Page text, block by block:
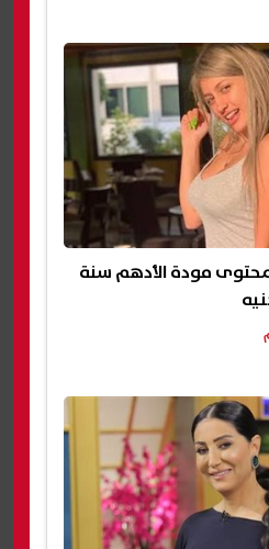
مودة الأدهم سنة